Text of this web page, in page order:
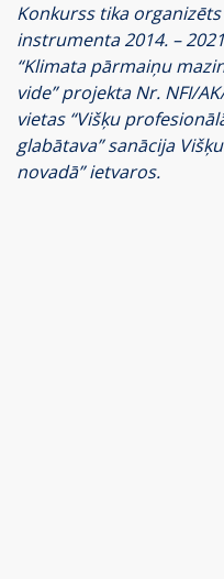
Konkurss tika
instrumenta 2014. –
“Klimata pārmaiņu
vide” projekta Nr. NFI/
vietas “Višķu
glabātava” sanācija
novadā” ietvaros.